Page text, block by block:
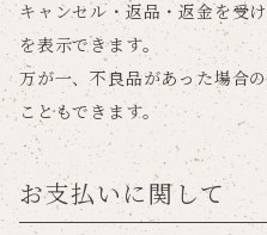
キャンセル・返品・返金を受
を表示できます。
万が一、不良品があった場合
こともできます。
お支払いに関して